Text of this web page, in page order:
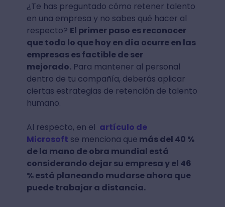
¿Te has preguntado cómo retener talento
en una empresa y no sabes qué hacer al
respecto? El primer paso es reconocer
que todo lo que hoy en día ocurre en las
empresas es factible de ser
mejorado.Para mantener al personal
dentro de tu compañía, deberás aplicar
ciertas estrategias de retención de talento
humano.
Al respecto, en el artículo de
Microsoft se menciona que más del 40 %
de la mano de obra mundial está
considerando dejar su empresa y el 46
% está planeando mudarse ahora que
puede trabajar a distancia.